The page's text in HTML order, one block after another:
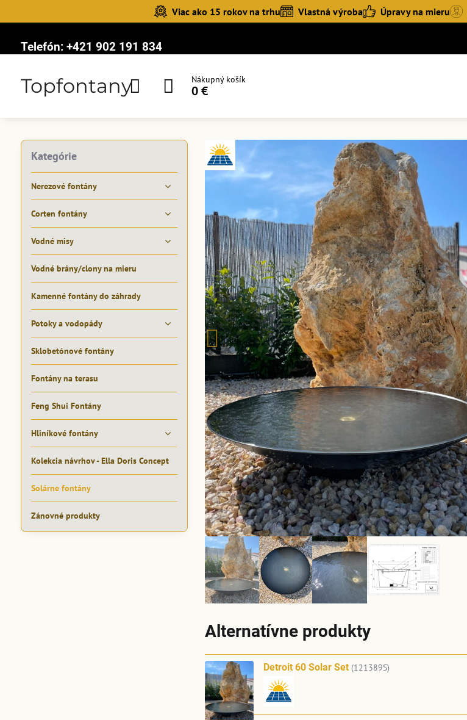
Viac ako 15 rokov na trhu Vlastná výroba Úpravy na mieru
Telefón: +421 902 191 834
Topfontany Nákupný košík
0 €
Alternatívne produkty
Detroit 60 Solar Set (121389S)
Kategórie
Nerezové fontány
Corten fontány
Vodné misy
Vodné brány/clony na mieru
Kamenné fontány do záhrady
Potoky a vodopády
Sklobetónové fontány
Fontány na terasu
Feng Shui Fontány
Hliníkové fontány
Kolekcia návrhov - Ella Doris Concept
Solárne fontány
Zánovné produkty